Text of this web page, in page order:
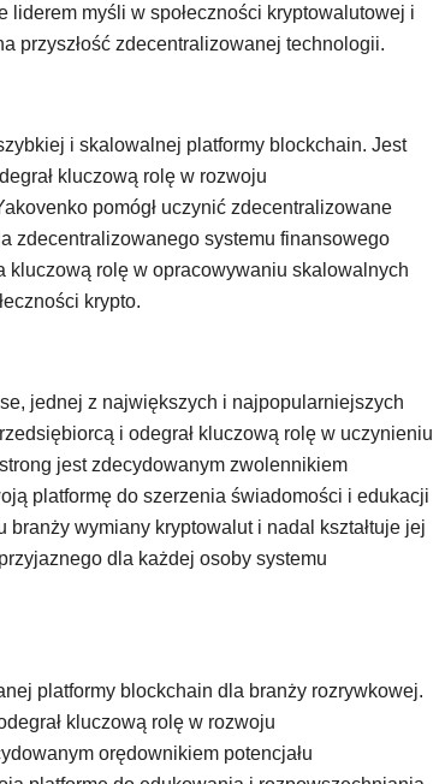
myśli w społeczności kryptowalutowej i
przyszłość zdecentralizowanej technologii.
i skalowalnej platformy blockchain. Jest
kluczową rolę w rozwoju
pomógł uczynić zdecentralizowane
zdecentralizowanego systemu finansowego
kluczową rolę w opracowywaniu skalowalnych
krypto.
jednej z największych i najpopularniejszych
i odegrał kluczową rolę w uczynieniu
jest zdecydowanym zwolennikiem
platformę do szerzenia świadomości i edukacji
branży wymiany kryptowalut i nadal kształtuje jej
dla każdej osoby systemu
platformy blockchain dla branży rozrywkowej.
kluczową rolę w rozwoju
orędownikiem potencjału